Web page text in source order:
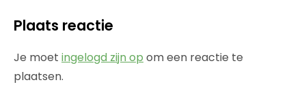
Plaats reactie
Je moet ingelogd zijn op om een reactie te
plaatsen.